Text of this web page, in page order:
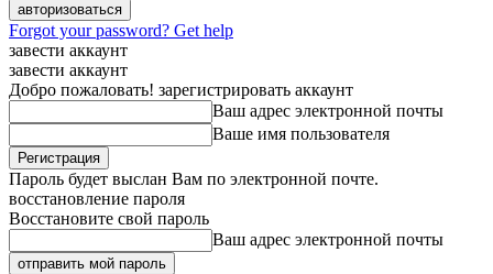
Forgot your password? Get help
завести аккаунт
завести аккаунт
Добро пожаловать! зарегистрировать аккаунт
Ваш адрес электронной почты
Ваше имя пользователя
Пароль будет выслан Вам по электронной почте.
восстановление пароля
Восстановите свой пароль
Ваш адрес электронной почты